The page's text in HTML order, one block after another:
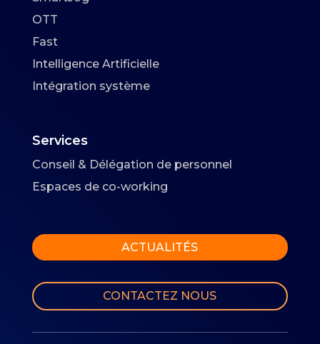
OTT
Fast
Intelligence Artificielle
Intégration système
Services
Conseil & Délégation de personnel
Espaces de co-working
ACTUALITÉS
CONTACTEZ NOUS